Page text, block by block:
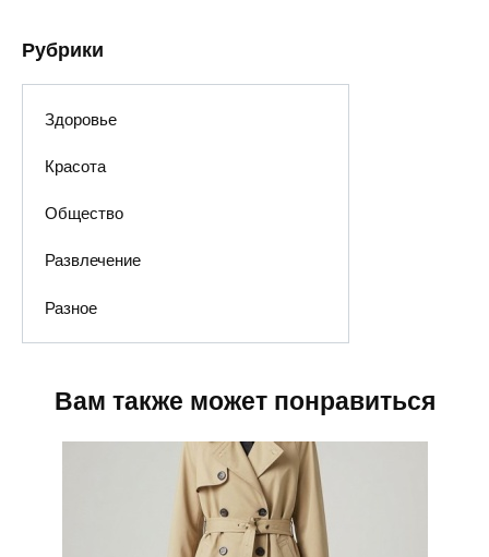
Рубрики
Здоровье
Красота
Общество
Развлечение
Разное
Вам также может понравиться